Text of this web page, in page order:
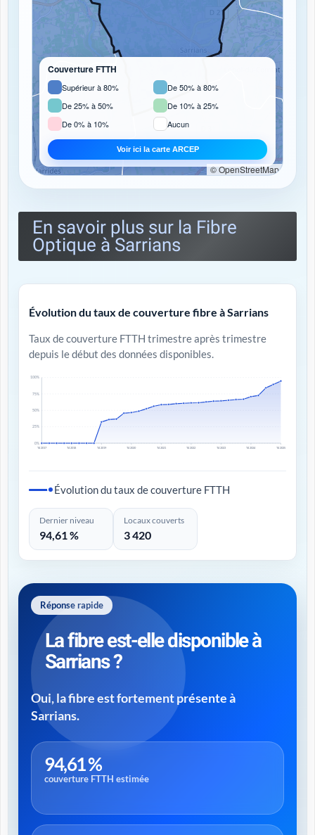
Couverture FTTH
Supérieur à 80%
De 50% à 80%
De 25% à 50%
De 10% à 25%
De 0% à 10%
Aucun
Voir ici la carte ARCEP
© OpenStreetMap
En savoir plus sur la Fibre
Optique à Sarrians
Évolution du taux de couverture fibre à Sarrians
Taux de couverture FTTH trimestre après trimestre
depuis le début des données disponibles.
0%
25%
50%
75%
100%
T4 2017 T4 2018 T4 2019 T4 2020 T4 2021 T4 2022 T4 2023 T4 2024 T4 2025
Évolution du taux de couverture FTTH
Dernier niveau
94,61 %
Locaux couverts
3 420
Réponse rapide
La fibre est-elle disponible à
Sarrians ?
Oui, la fibre est fortement présente à
Sarrians.
94,61 %
couverture FTTH estimée